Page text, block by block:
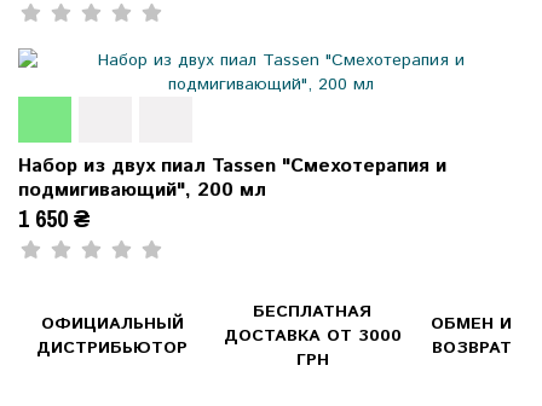
Набор из двух пиал Tassen "Смехотерапия и
подмигивающий", 200 мл
1 650 ₴
ОФИЦИАЛЬНЫЙ
ДИСТРИБЬЮТОР
БЕСПЛАТНАЯ
ДОСТАВКА ОТ 3000
ГРН
ОБМЕН И
ВОЗВРАТ